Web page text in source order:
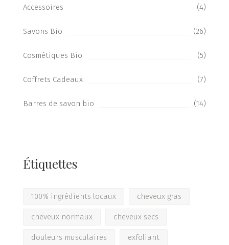
Accessoires (4)
Savons Bio (26)
Cosmétiques Bio (5)
Coffrets Cadeaux (7)
Barres de savon bio (14)
Étiquettes
100% ingrédients locaux cheveux gras
cheveux normaux cheveux secs
douleurs musculaires exfoliant